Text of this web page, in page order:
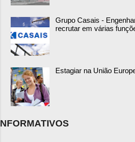
Grupo Casais -
recrutar em várias
Estagiar na União
NFORMATIVOS